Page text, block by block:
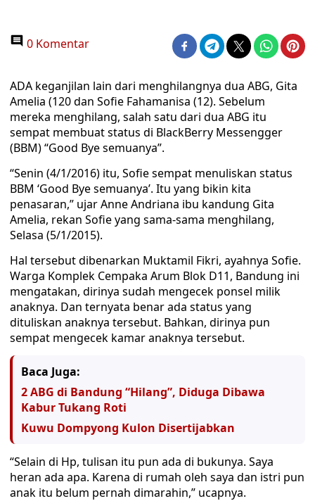
0 Komentar
ADA keganjilan lain dari menghilangnya dua ABG, Gita
Amelia (120 dan Sofie Fahamanisa (12). Sebelum
mereka menghilang, salah satu dari dua ABG itu
sempat membuat status di BlackBerry Messengger
(BBM) “Good Bye semuanya”.
“Senin (4/1/2016) itu, Sofie sempat menuliskan status
BBM ‘Good Bye semuanya’. Itu yang bikin kita
penasaran,” ujar Anne Andriana ibu kandung Gita
Amelia, rekan Sofie yang sama-sama menghilang,
Selasa (5/1/2015).
Hal tersebut dibenarkan Muktamil Fikri, ayahnya Sofie.
Warga Komplek Cempaka Arum Blok D11, Bandung ini
mengatakan, dirinya sudah mengecek ponsel milik
anaknya. Dan ternyata benar ada status yang
dituliskan anaknya tersebut. Bahkan, dirinya pun
sempat mengecek kamar anaknya tersebut.
Baca Juga:
2 ABG di Bandung “Hilang”, Diduga Dibawa
Kabur Tukang Roti
Kuwu Dompyong Kulon Disertijabkan
“Selain di Hp, tulisan itu pun ada di bukunya. Saya
heran ada apa. Karena di rumah oleh saya dan istri pun
anak itu belum pernah dimarahin,” ucapnya.